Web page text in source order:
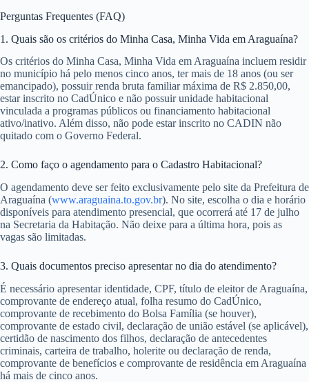
Perguntas Frequentes (FAQ)
1. Quais são os critérios do Minha Casa, Minha Vida em Araguaína?
Os critérios do Minha Casa, Minha Vida em Araguaína incluem residir
no município há pelo menos cinco anos, ter mais de 18 anos (ou ser
emancipado), possuir renda bruta familiar máxima de R$ 2.850,00,
estar inscrito no CadÚnico e não possuir unidade habitacional
vinculada a programas públicos ou financiamento habitacional
ativo/inativo. Além disso, não pode estar inscrito no CADIN não
quitado com o Governo Federal.
2. Como faço o agendamento para o Cadastro Habitacional?
O agendamento deve ser feito exclusivamente pelo site da Prefeitura de
Araguaína (www.araguaina.to.gov.br). No site, escolha o dia e horário
disponíveis para atendimento presencial, que ocorrerá até 17 de julho
na Secretaria da Habitação. Não deixe para a última hora, pois as
vagas são limitadas.
3. Quais documentos preciso apresentar no dia do atendimento?
É necessário apresentar identidade, CPF, título de eleitor de Araguaína,
comprovante de endereço atual, folha resumo do CadÚnico,
comprovante de recebimento do Bolsa Família (se houver),
comprovante de estado civil, declaração de união estável (se aplicável),
certidão de nascimento dos filhos, declaração de antecedentes
criminais, carteira de trabalho, holerite ou declaração de renda,
comprovante de benefícios e comprovante de residência em Araguaína
há mais de cinco anos.